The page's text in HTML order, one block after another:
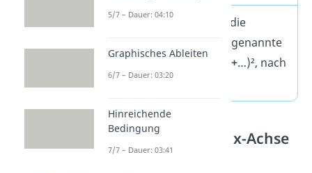
Bei (x–…)², schiebst du die
Normalparabel um die genannte
Zahl nach
+…)², nach
links.
Spiegelung an der x-Achse
5/7 – Dauer: 04:10
Graphisches Ableiten
6/7 – Dauer: 03:20
Hinreichende
Bedingung
7/7 – Dauer: 03:41